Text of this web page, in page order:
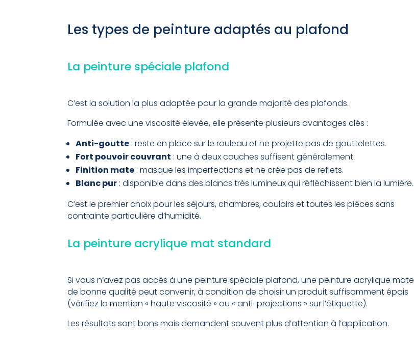
Les types de peinture adaptés au plafond
La peinture spéciale plafond
C’est la solution la plus adaptée pour la grande majorité des plafonds.
Formulée avec une viscosité élevée, elle présente plusieurs avantages clés :
Anti-goutte : reste en place sur le rouleau et ne projette pas de gouttelettes.
Fort pouvoir couvrant : une à deux couches suffisent généralement.
Finition mate : masque les imperfections et ne crée pas de reflets.
Blanc pur : disponible dans des blancs très lumineux qui réfléchissent bien la lumière.
C’est le premier choix pour les séjours, chambres, couloirs et toutes les pièces sans
contrainte particulière d’humidité.
La peinture acrylique mat standard
Si vous n’avez pas accès à une peinture spéciale plafond, une peinture acrylique mate
de bonne qualité peut convenir, à condition de choisir un produit suffisamment épais
(vérifiez la mention « haute viscosité » ou « anti-projections » sur l’étiquette).
Les résultats sont bons mais demandent souvent plus d’attention à l’application.